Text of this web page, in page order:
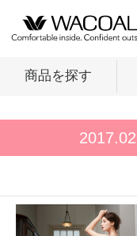
商品を探す
商品を探す2017.02